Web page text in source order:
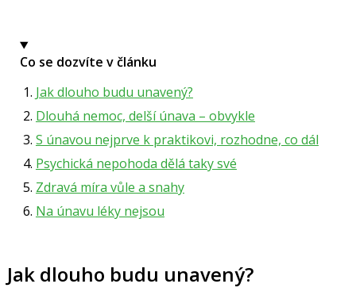
Co se dozvíte v článku
Jak dlouho budu unavený?
Dlouhá nemoc, delší únava – obvykle
S únavou nejprve k praktikovi, rozhodne, co dál
Psychická nepohoda dělá taky své
Zdravá míra vůle a snahy
Na únavu léky nejsou
Jak dlouho budu unavený?